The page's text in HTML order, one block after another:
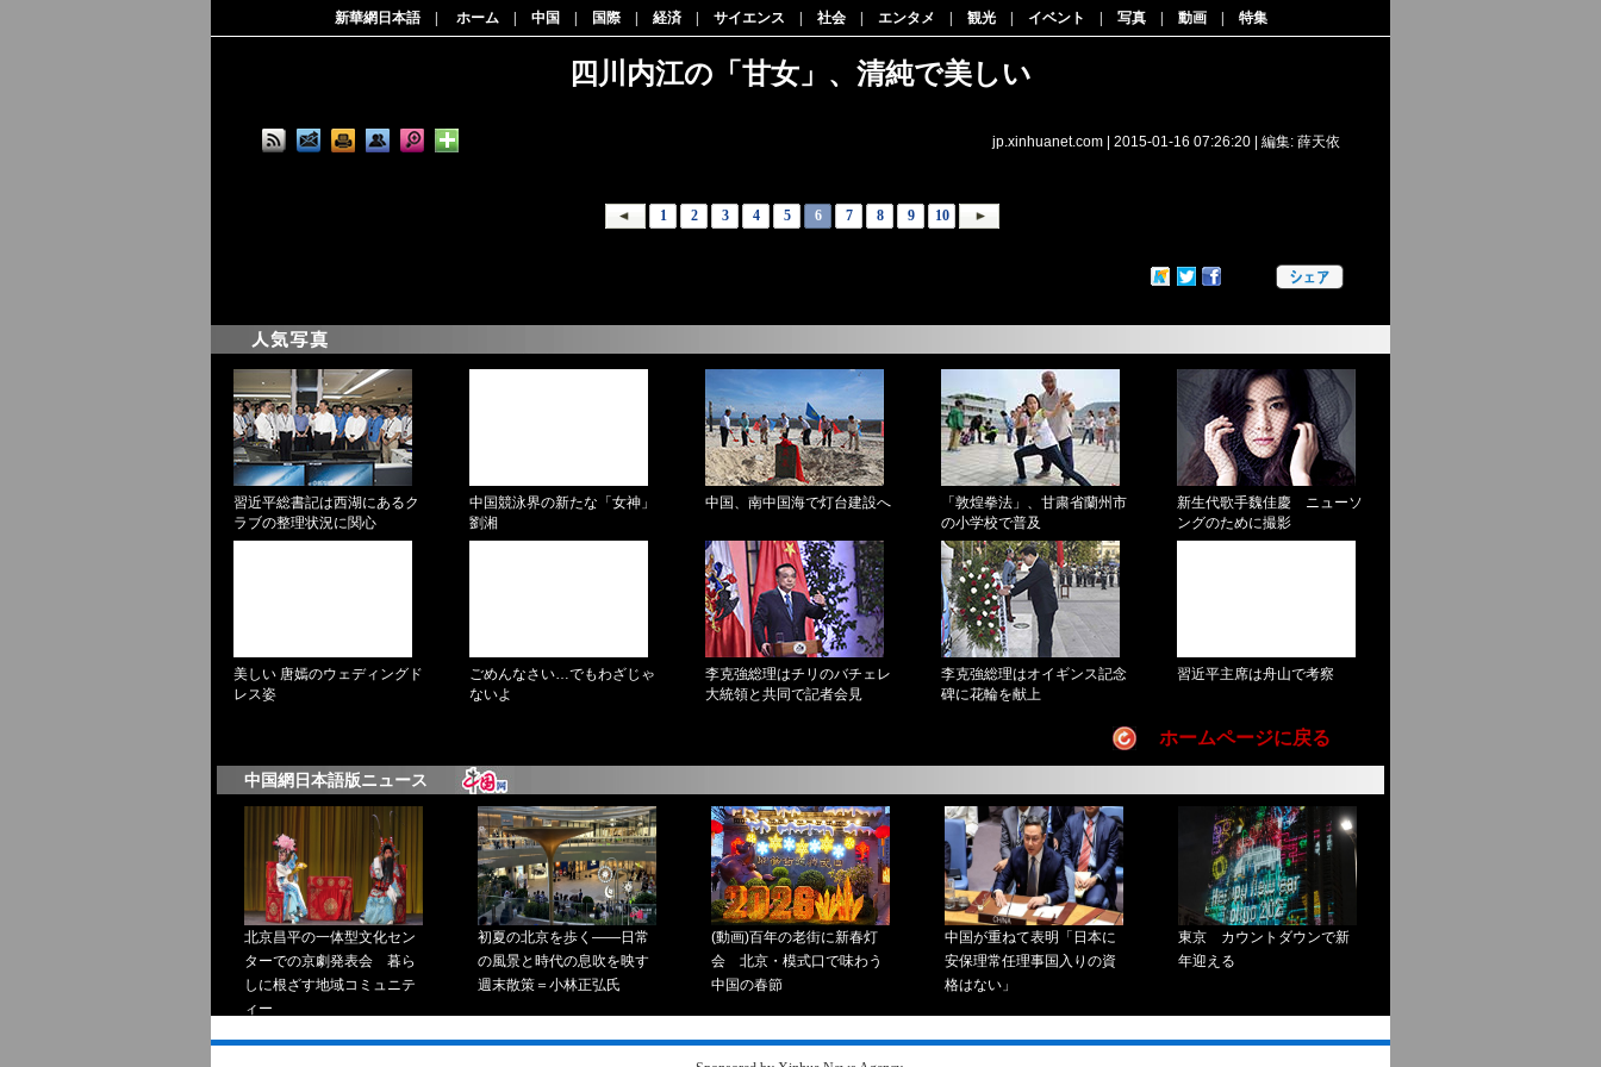
新華網日本語| ホーム| 中国 国際| 経済| サイエンス 社会| エンタメ 観光| イベント 写真| 動画| 特集
四川内江の「甘女」、清純で美しい
jp.xinhuanet.com| 2015-01-16 07:26:20| 編集: 薛天依
1 2 3 4 5 6 7 8 9 10
ホームページに戻る